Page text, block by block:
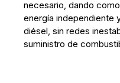
necesario, dando
energía independiente
diésel, sin redes
suministro de